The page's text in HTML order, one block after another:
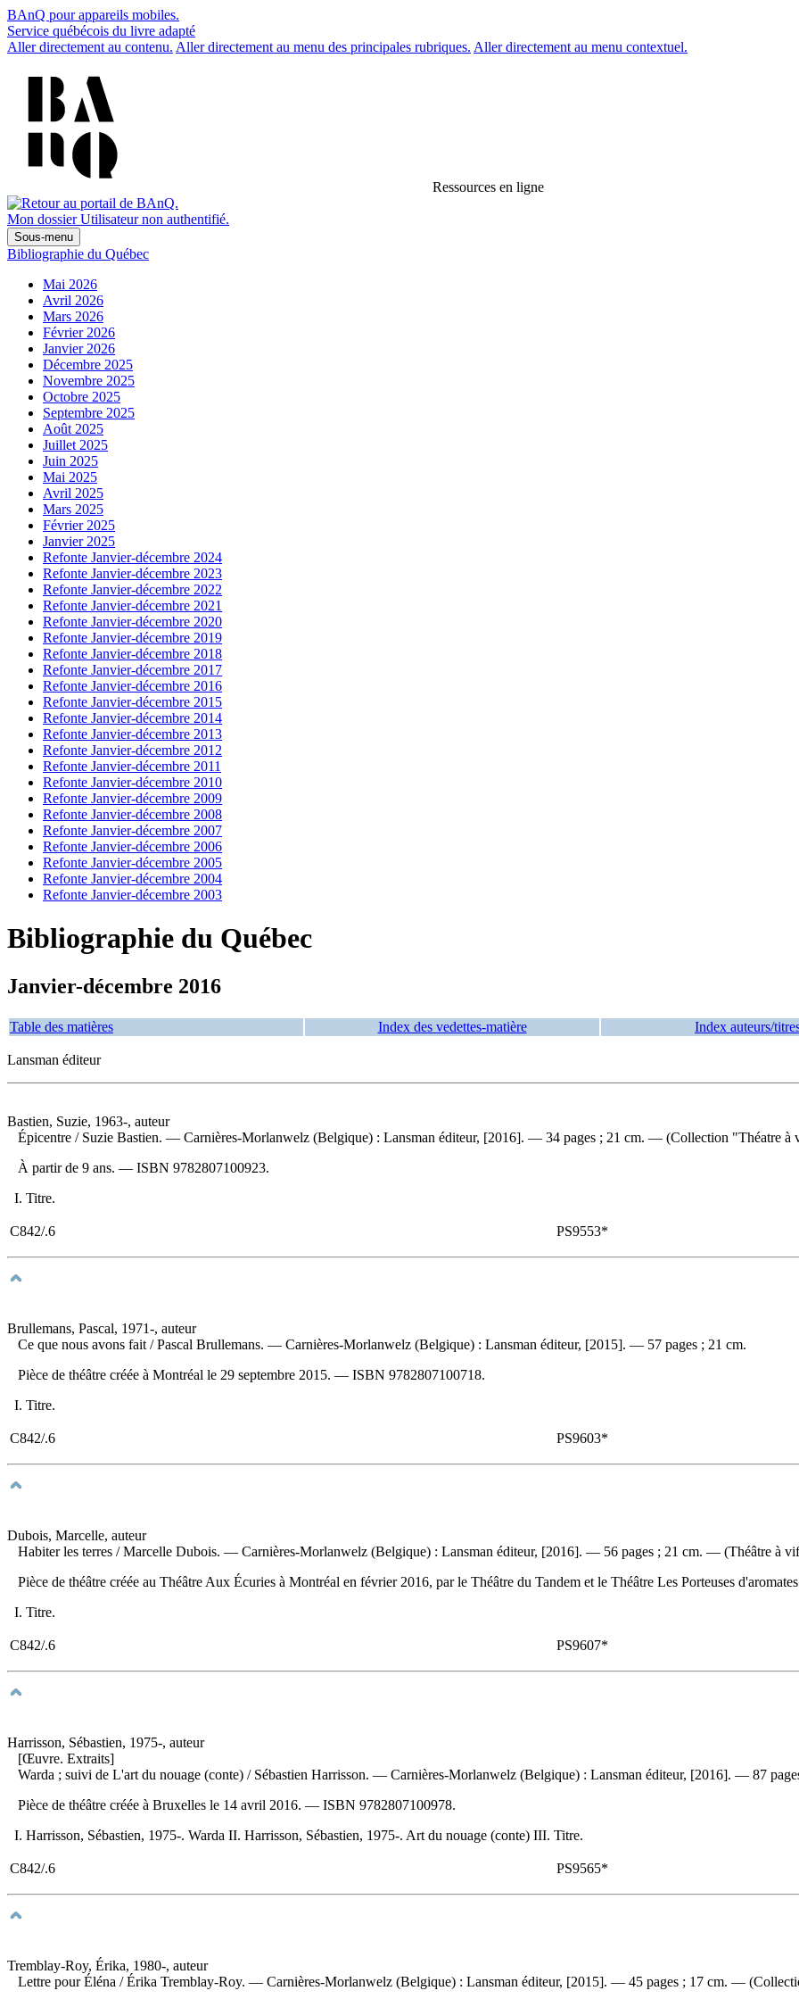
BAnQ pour appareils mobiles.
Service québécois du livre adapté
Aller directement au contenu. Aller directement au menu des principales rubriques. Aller directement au menu contextuel.
Ressources en ligne
Mon dossier Utilisateur non authentifié.
Sous-menu
Bibliographie du Québec
Mai 2026
Avril 2026
Mars 2026
Février 2026
Janvier 2026
Décembre 2025
Novembre 2025
Octobre 2025
Septembre 2025
Août 2025
Juillet 2025
Juin 2025
Mai 2025
Avril 2025
Mars 2025
Février 2025
Janvier 2025
Refonte Janvier-décembre 2024
Refonte Janvier-décembre 2023
Refonte Janvier-décembre 2022
Refonte Janvier-décembre 2021
Refonte Janvier-décembre 2020
Refonte Janvier-décembre 2019
Refonte Janvier-décembre 2018
Refonte Janvier-décembre 2017
Refonte Janvier-décembre 2016
Refonte Janvier-décembre 2015
Refonte Janvier-décembre 2014
Refonte Janvier-décembre 2013
Refonte Janvier-décembre 2012
Refonte Janvier-décembre 2011
Refonte Janvier-décembre 2010
Refonte Janvier-décembre 2009
Refonte Janvier-décembre 2008
Refonte Janvier-décembre 2007
Refonte Janvier-décembre 2006
Refonte Janvier-décembre 2005
Refonte Janvier-décembre 2004
Refonte Janvier-décembre 2003
Bibliographie du Québec
Janvier-décembre 2016
Table des matières Index des vedettes-matière Index auteurs/
Lansman éditeur
Bastien, Suzie, 1963-, auteur
Épicentre / Suzie Bastien. — Carnières-Morlanwelz (Belgique) : Lansman éditeur, [2016]. — 34 pages ; 21 cm. — (Collection "Théatre à
À partir de 9 ans. — ISBN 9782807100923.
I. Titre.
C842/.6 PS9553*
Brullemans, Pascal, 1971-, auteur
Ce que nous avons fait / Pascal Brullemans. — Carnières-Morlanwelz (Belgique) : Lansman éditeur, [2015]. — 57 pages ; 21 cm.
Pièce de théâtre créée à Montréal le 29 septembre 2015. — ISBN 9782807100718.
I. Titre.
C842/.6 PS9603*
Dubois, Marcelle, auteur
Habiter les terres / Marcelle Dubois. — Carnières-Morlanwelz (Belgique) : Lansman éditeur, [2016]. — 56 pages ; 21 cm. — (Théâtre à
Pièce de théâtre créée au Théâtre Aux Écuries à Montréal en février 2016, par le Théâtre du Tandem et le Théâtre Les Porteuses
I. Titre.
C842/.6 PS9607*
Harrisson, Sébastien, 1975-, auteur
[Œuvre. Extraits]
Warda ; suivi de L'art du nouage (conte) / Sébastien Harrisson. — Carnières-Morlanwelz (Belgique) : Lansman éditeur, [2016]. — 87
Pièce de théâtre créée à Bruxelles le 14 avril 2016. — ISBN 9782807100978.
I. Harrisson, Sébastien, 1975-. Warda II. Harrisson, Sébastien, 1975-. Art du nouage (conte) III. Titre.
C842/.6 PS9565*
Tremblay-Roy, Érika, 1980-, auteur
Lettre pour Éléna / Érika Tremblay-Roy. — Carnières-Morlanwelz (Belgique) : Lansman éditeur, [2015]. — 45 pages ; 17 cm. —